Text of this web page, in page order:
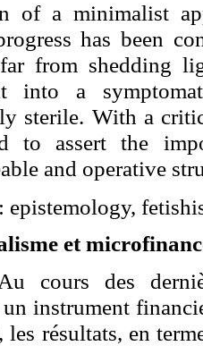
of a minimalist
has been
far from shedding
into a
sterile. With a
to assert the
and operative
: epistemology,
et
cours des
un instrument
les résultats, en